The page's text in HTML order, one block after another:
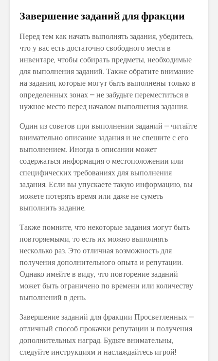
Завершение заданий для фракции
Перед тем как начать выполнять задания, убедитесь,
что у вас есть достаточно свободного места в
инвентаре, чтобы собирать предметы, необходимые
для выполнения заданий. Также обратите внимание
на задания, которые могут быть выполнены только в
определенных зонах – не забудьте переместиться в
нужное место перед началом выполнения задания.
Один из советов при выполнении заданий – читайте
внимательно описание задания и не спешите с его
выполнением. Иногда в описании может
содержаться информация о местоположении или
специфических требованиях для выполнения
задания. Если вы упускаете такую информацию, вы
можете потерять время или даже не суметь
выполнить задание.
Также помните, что некоторые задания могут быть
повторяемыми, то есть их можно выполнять
несколько раз. Это отличная возможность для
получения дополнительного опыта и репутации.
Однако имейте в виду, что повторение заданий
может быть ограничено по времени или количеству
выполнений в день.
Завершение заданий для фракции Просветленных –
отличный способ прокачки репутации и получения
дополнительных наград. Будьте внимательны,
следуйте инструкциям и наслаждайтесь игрой!